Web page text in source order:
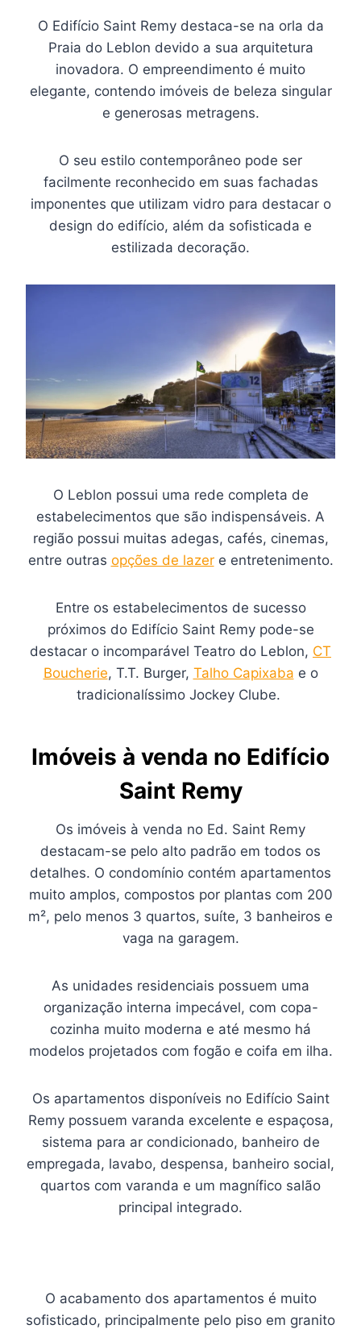
O Edifício Saint Remy destaca-se na orla da
Praia do Leblon devido a sua arquitetura
inovadora. O empreendimento é muito
elegante, contendo imóveis de beleza singular
e generosas metragens.
O seu estilo contemporâneo pode ser
facilmente reconhecido em suas fachadas
imponentes que utilizam vidro para destacar o
design do edifício, além da sofisticada e
estilizada decoração.
O Leblon possui uma rede completa de
estabelecimentos que são indispensáveis. A
região possui muitas adegas, cafés, cinemas,
entre outras opções de lazere entretenimento.
Entre os estabelecimentos de sucesso
próximos do Edifício Saint Remy pode-se
destacar o incomparável Teatro do Leblon, CT
Boucherie, T.T. Burger, Talho Capixaba e o
tradicionalíssimo Jockey Clube.
Imóveis à venda no Edifício
Saint Remy
Os imóveis à venda no Ed. Saint Remy
destacam-se pelo alto padrão em todos os
detalhes. O condomínio contém apartamentos
muito amplos, compostos por plantas com 200
m², pelo menos 3 quartos, suíte, 3 banheiros e
vaga na garagem.
As unidades residenciais possuem uma
organização interna impecável, com copa-
cozinha muito moderna e até mesmo há
modelos projetados com fogão e coifa em ilha.
Os apartamentos disponíveis no Edifício Saint
Remy possuem varanda excelente e espaçosa,
sistema para ar condicionado, banheiro de
empregada, lavabo, despensa, banheiro social,
quartos com varanda e um magnífico salão
principal integrado.
O acabamento dos apartamentos é muito
sofisticado, principalmente pelo piso em granito